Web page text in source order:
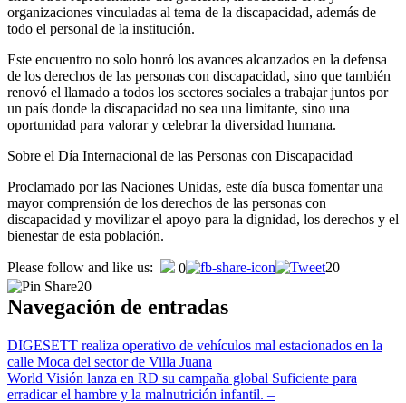
organizaciones vinculadas al tema de la discapacidad, además de
todo el personal de la institución.
Este encuentro no solo honró los avances alcanzados en la defensa
de los derechos de las personas con discapacidad, sino que también
renovó el llamado a todos los sectores sociales a trabajar juntos por
un país donde la discapacidad no sea una limitante, sino una
oportunidad para valorar y celebrar la diversidad humana.
Sobre el Día Internacional de las Personas con Discapacidad
Proclamado por las Naciones Unidas, este día busca fomentar una
mayor comprensión de los derechos de las personas con
discapacidad y movilizar el apoyo para la dignidad, los derechos y el
bienestar de esta población.
Please follow and like us: 0
20
20
Navegación de entradas
DIGESETT realiza operativo de vehículos mal estacionados en la
calle Moca del sector de Villa Juana
World Visión lanza en RD su campaña global Suficiente para
erradicar el hambre y la malnutrición infantil. –